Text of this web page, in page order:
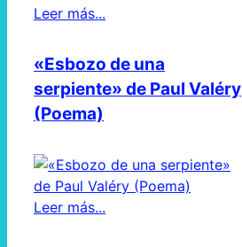
Leer más...
«Esbozo de una
serpiente» de Paul Valéry
(Poema)
Leer más...